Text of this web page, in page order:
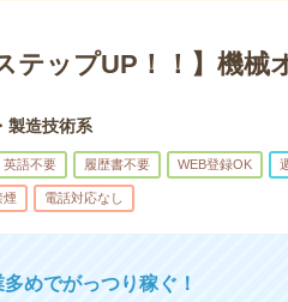
テップUP！！】機
製造技術系
英語不要 履歴書不要 WEB登録OK
煙 電話対応なし
めでがっつり稼ぐ！